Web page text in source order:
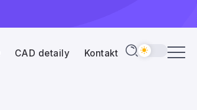
CAD detaily Kontakt